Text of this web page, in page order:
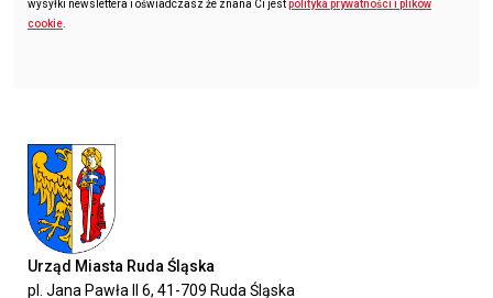
wysyłki newslettera i oświadczasz że znana Ci jestpolityka prywatności i plików
cookie
Urząd Miasta Ruda Śląska
pl. Jana Pawła II 6, 41-709 Ruda Śląska